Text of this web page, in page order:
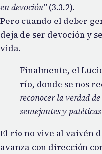
en devoción”(3.3.2).
Pero cuando el deber
deja de ser devoción y
vida.
Finalmente, el
río, donde se nos
reconocer la verdad
semejantes y
El río no vive al vaivén
avanza con dirección